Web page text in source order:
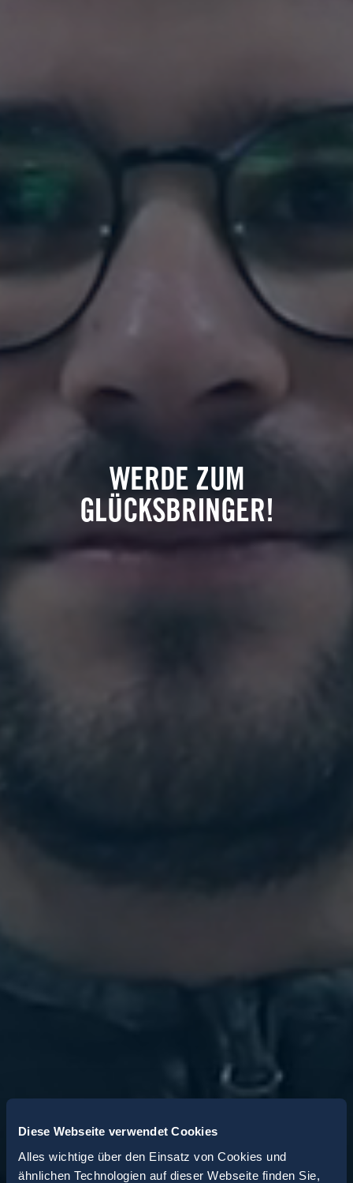
Diese Webseite verwendet Cookies
Alles wichtige über den Einsatz von Cookies und
ähnlichen Technologien auf dieser Webseite finden Sie,
WERDE ZUM
GLÜCKSBRINGER!